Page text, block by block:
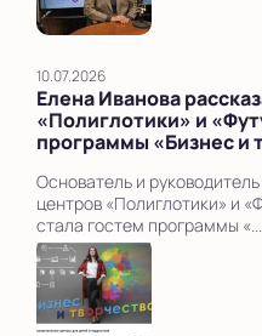
10.07.2026
Елена Иванова
«Полиглотики» и
программы «Бизнес и
Основатель и
центров «Полиглотики» и
стала гостем программы «...